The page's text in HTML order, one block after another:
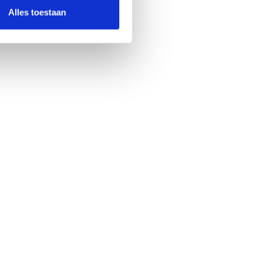
Alles toestaan